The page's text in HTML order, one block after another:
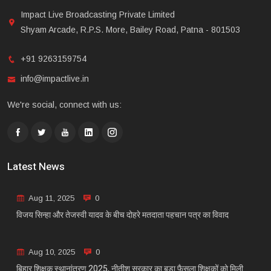
Impact Live Broadcasting Private Limited
Shyam Arcade, R.P.S. More, Bailey Road, Patna - 801503
+91 9263159754
info@impactlive.in
We're social, connect with us:
Latest News
Aug 11, 2025 0
विजय सिन्हा और तेजस्वी यादव के बीच दोहरे मतदाता पहचान पत्र का विवाद
Aug 10, 2025 0